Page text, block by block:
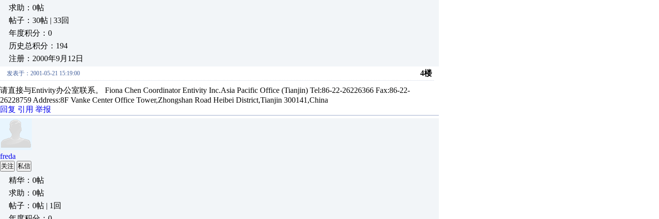
求助：0帖
帖子：30帖 | 33回
年度积分：0
历史总积分：194
注册：2000年9月12日
发表于：2001-05-21 15:19:00 4楼
请直接与Entivity办公室联系。 Fiona Chen Coordinator Entivity Inc.Asia Pacific Office (Tianjin) Tel:86-22-26226366 Fax:86-22-
26228759 Address:8F Vanke Center Office Tower,Zhongshan Road Heibei District,Tianjin 300141,China
回复 引用 举报
freda
关注 私信
精华：0帖
求助：0帖
帖子：0帖 | 1回